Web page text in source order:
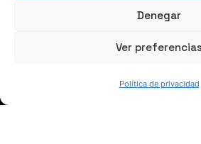
Denegar
Ver preferencias
Política de privacidad